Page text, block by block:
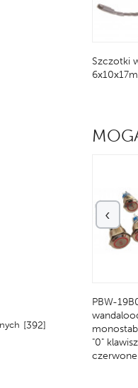
[392]
Szczotki
open) "1"
PBW-
"0"
‹